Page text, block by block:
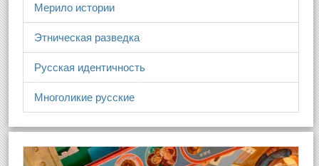
Мерило истории
Этническая разведка
Русская идентичность
Многоликие русские